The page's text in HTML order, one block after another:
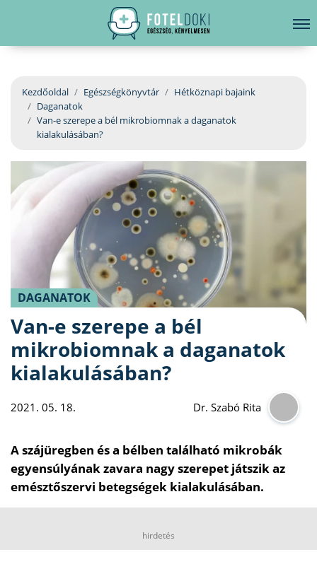
EGÉSZSÉGKÖNYVTÁR
BETEGSÉGKALAUZ
ORVOS VÁLASZOL
ORVOSKERESŐ
hirdetés
Kezdőoldal Egészségkönyvtár
Hétköznapi bajaink
Daganatok
Van-e szerepe a bél mikrobiomnak a daganatok
kialakulásában?
DAGANATOK
Van-e szerepe a bél
mikrobiomnak a daganatok
kialakulásában?
2021. 05. 18. Dr. Szabó Rita
A szájüregben és a bélben található mikrobák
egyensúlyának zavara nagy szerepet játszik az
emésztőszervi betegségek kialakulásában.
hirdetés